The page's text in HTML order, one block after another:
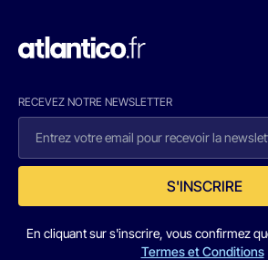
RECEVEZ NOTRE NEWSLETTER
S'INSCRIRE
En cliquant sur s'inscrire, vous confirmez
Termes et Conditions